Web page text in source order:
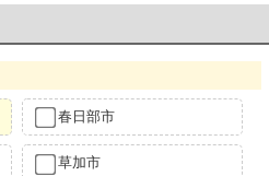
春日部市
草加市